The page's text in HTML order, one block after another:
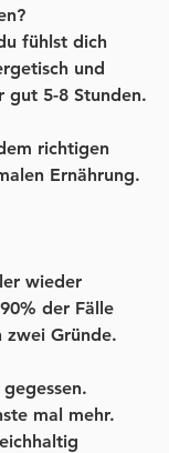
fühlst dich
und
gut 5-8 Stunden.
richtigen
Ernährung.
wieder
der Fälle
zwei Gründe.
mal mehr.